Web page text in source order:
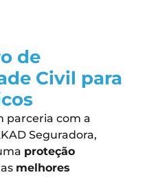
de
Civil para
parceria com a
Seguradora,
proteção
melhores